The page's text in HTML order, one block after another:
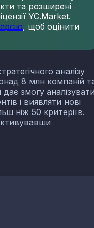
та розширені
YC.Market.
, щоб оцінити
аналізу
8 млн компаній
змогу
і виявляти нові
ніж 50 критеріїв.
скла
інших скляних
плиток і плит
та інших
і декоративних
санітарно-технічних
електроізоляторів та
виробів
сумішей